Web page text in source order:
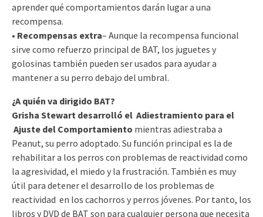
aprender qué comportamientos darán lugar a una
recompensa.
• Recompensas extra– Aunque la recompensa funcional
sirve como refuerzo principal de BAT, los juguetes y
golosinas también pueden ser usados ​​para ayudar a
mantener a su perro debajo del umbral.
¿A quién va dirigido BAT?
Grisha Stewart desarrolló el Adiestramiento para el
Ajuste del Comportamiento mientras adiestraba a
Peanut, su perro adoptado. Su función principal es la de
rehabilitar a los perros con problemas de reactividad como
la agresividad, el miedo y la frustración. También es muy
útil para detener el desarrollo de los problemas de
reactividad en los cachorros y perros jóvenes. Por tanto, los
libros y DVD de BAT son para cualquier persona que necesita